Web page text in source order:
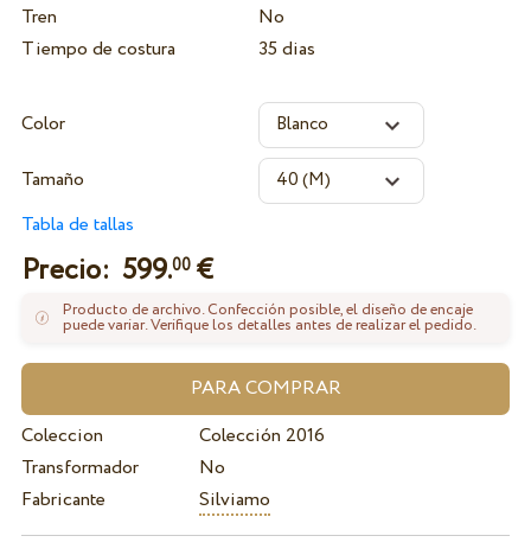
Tren
No
Tiempo de costura
35 dias
Color
Tamaño
Tabla de tallas
Precio: 599.00€
Producto de archivo. Confección posible, el diseño de encaje
puede variar. Verifique los detalles antes de realizar el pedido.
Coleccion
Colección 2016
Transformador
No
Fabricante
Silviamo